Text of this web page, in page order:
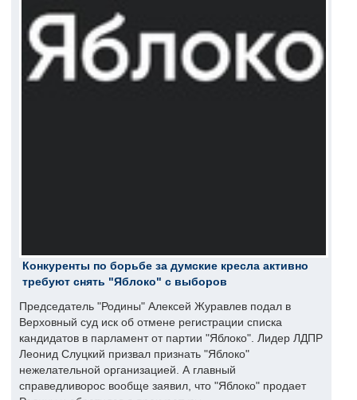
Конкуренты по борьбе за думские кресла активно
требуют снять "Яблоко" с выборов
Председатель "Родины" Алексей Журавлев подал в
Верховный суд иск об отмене регистрации списка
кандидатов в парламент от партии "Яблоко". Лидер ЛДПР
Леонид Слуцкий призвал признать "Яблоко"
нежелательной организацией. А главный
справедливорос вообще заявил, что "Яблоко" продает